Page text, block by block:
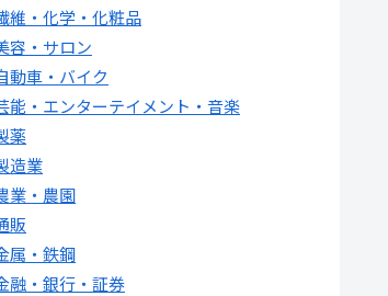
維・化学・化粧品
容・サロン
動車・バイク
能・エンターテイメント・音楽
薬
造業
業・農園
販
属・鉄鋼
融・銀行・証券